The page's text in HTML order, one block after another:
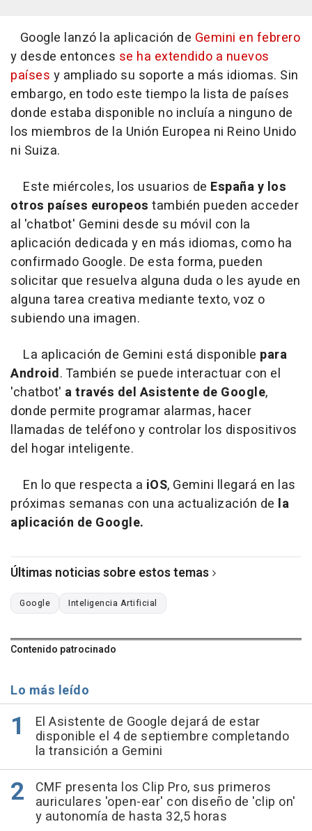
Google lanzó la aplicación de Gemini en febrero
y desde entonces se ha extendido a nuevos
países y ampliado su soporte a más idiomas. Sin
embargo, en todo este tiempo la lista de países
donde estaba disponible no incluía a ninguno de
los miembros de la Unión Europea ni Reino Unido
ni Suiza.
Este miércoles, los usuarios de España y los
otros países europeos también pueden acceder
al 'chatbot' Gemini desde su móvil con la
aplicación dedicada y en más idiomas, como ha
confirmado Google. De esta forma, pueden
solicitar que resuelva alguna duda o les ayude en
alguna tarea creativa mediante texto, voz o
subiendo una imagen.
La aplicación de Gemini está disponible para
Android. También se puede interactuar con el
'chatbot' a través del Asistente de Google,
donde permite programar alarmas, hacer
llamadas de teléfono y controlar los dispositivos
del hogar inteligente.
En lo que respecta a iOS, Gemini llegará en las
próximas semanas con una actualización de la
aplicación de Google.
Últimas noticias sobre estos temas
Google Inteligencia Artificial
Contenido patrocinado
Lo más leído
El Asistente de Google dejará de estar
disponible el 4 de septiembre completando
la transición a Gemini
CMF presenta los Clip Pro, sus primeros
auriculares 'open-ear' con diseño de 'clip on'
y autonomía de hasta 32,5 horas